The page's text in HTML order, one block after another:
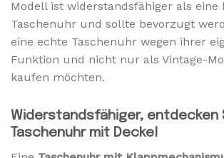
Modell ist widerstandsfähiger als eine
Taschenuhr und sollte bevorzugt
eine echte Taschenuhr wegen ihrer
Funktion und nicht nur als Vintage-
kaufen möchten.
Widerstandsfähiger, entdecken
Taschenuhr mit Deckel